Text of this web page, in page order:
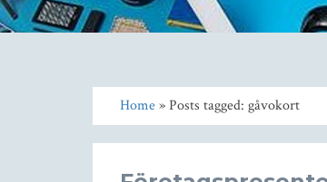
Home» Posts tagged: gåvokort